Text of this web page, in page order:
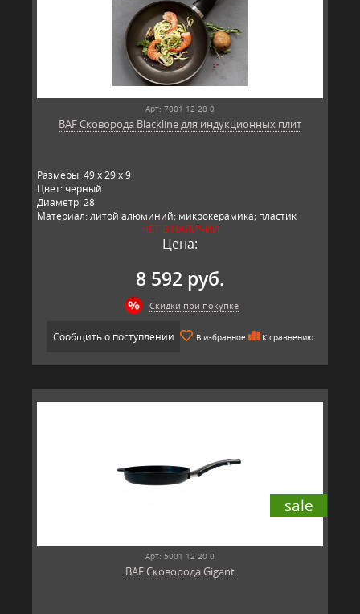
Арт: 7001 12 28 0
BAF Сковорода Blackline для индукционных плит
Размеры: 49 x 29 x 9
Цвет: черный
Диаметр: 28
Материал: литой алюминий; микрокерамика; пластик
Производитель: BAF, Германия
НЕТ В НАЛИЧИИ
Цена:
8 592 руб.
Скидки при покупке
Сообщить о поступлении В избранное К сравнению
sale
Арт: 5001 12 20 0
BAF Сковорода Gigant